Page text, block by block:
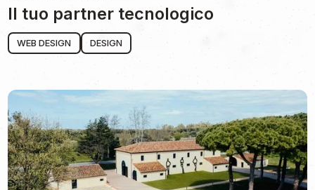
Il tuo partner tecnologico
WEB DESIGN DESIGN